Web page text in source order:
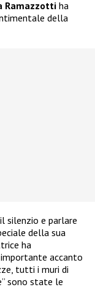
Ramazzottiha
della
silenzio e parlare
della sua
ha
accanto
tutti i muri di
sono state le